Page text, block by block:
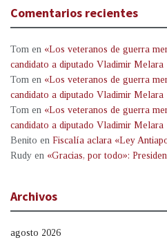
Comentarios recientes
Tom en «Los veteranos de guerra
candidato a diputado Vladimir Melara
Tom en «Los veteranos de guerra
candidato a diputado Vladimir Melara
Tom en «Los veteranos de guerra
candidato a diputado Vladimir Melara
Benito en Fiscalía aclara «Ley
Rudy en «Gracias, por todo»:
Archivos
agosto 2026